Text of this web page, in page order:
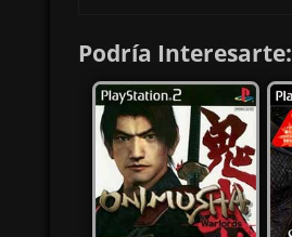
Podría Interesarte: